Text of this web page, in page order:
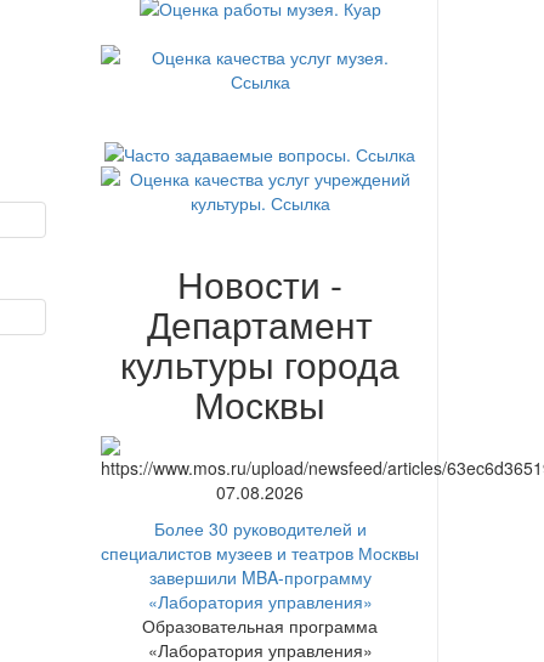
Новости -
Департамент
культуры города
Москвы
07.08.2026
Более 30 руководителей и
специалистов музеев и театров Москвы
завершили MBA-программу
«Лаборатория управления»
Образовательная программа
«Лаборатория управления»